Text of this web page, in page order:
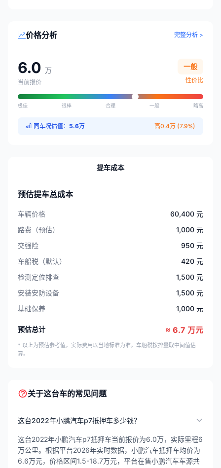
价格分析 完整分析 >
6.0 万
当前报价
一般
性价比
极佳 很棒 合理 一般 略高
同车况估值： 5.6万 高0.4万 (7.9%)
提车成本
预估提车总成本
车辆价格
60,400 元
路费（预估）
1,000 元
交强险
950 元
车船税（默认）
420 元
检测定位排查
1,500 元
安装安防设备
1,500 元
基础保养
1,000 元
预估总计 ≈ 6.7 万元
* 以上为预估参考值，实际费用以当地标准为准。车船税按排量取中间值估
算。
关于这台车的常见问题
这台2022年小鹏汽车p7抵押车多少钱？
这台2022年小鹏汽车p7抵押车当前报价为6.0万，实际里程6
万公里。根据平台2026年实时数据，小鹏汽车抵押车均价为
6.6万元，价格区间1.5-18.7万元，平台在售小鹏汽车车源共